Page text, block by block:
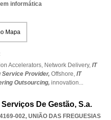
informática
Mapa
Accelerators, Network Delivery, IT
Service Provider, Offshore, IT
Outsourcing, innovation...
De Gestão, S.a.
002, UNIÃO DAS FREGUESIAS